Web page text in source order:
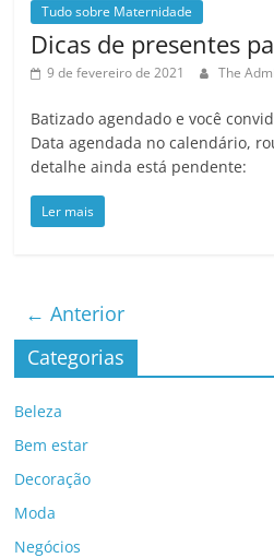
Tudo sobre Maternidade
Dicas de presentes
9 de fevereiro de 2021 The
Batizado agendado e você
Data agendada no calendário,
detalhe ainda está pendente:
Ler mais
← Anterior
Categorias
Beleza
Bem estar
Decoração
Moda
Negócios